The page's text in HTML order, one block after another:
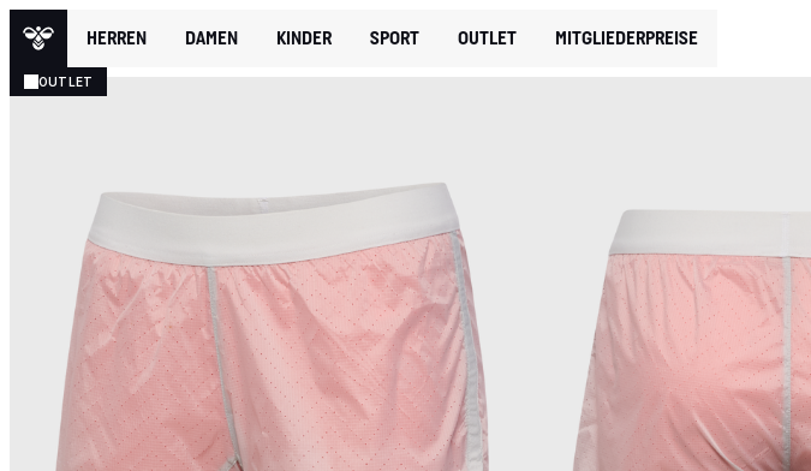
HERREN DAMEN KINDER SPORT OUTLET MITGLIEDERPREISE
OUTLET